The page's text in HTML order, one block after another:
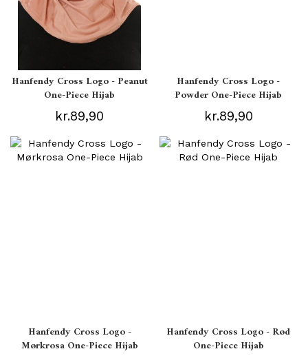
Hanfendy Cross Logo - Peanut
One-Piece Hijab
kr.89,90
Hanfendy Cross Logo -
Powder One-Piece Hijab
kr.89,90
Hanfendy Cross Logo -
Mørkrosa One-Piece Hijab
Hanfendy Cross Logo - Rød
One-Piece Hijab